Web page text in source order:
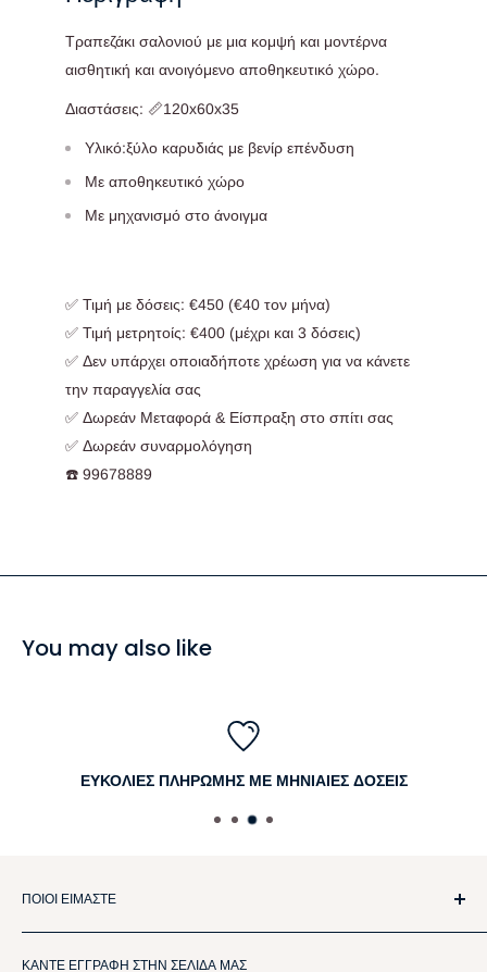
Τραπεζάκι σαλονιού με μια κομψή και μοντέρνα
αισθητική και ανοιγόμενο αποθηκευτικό χώρο.
Διαστάσεις: 📏120x60x35
Υλικό:ξύλο καρυδιάς με βενίρ επένδυση
Με αποθηκευτικό χώρο
Με μηχανισμό στο άνοιγμα
✅ Τιμή με δόσεις: €450 (€40 τον μήνα)
✅ Τιμή μετρητοίς: €400 (μέχρι και 3 δόσεις)
✅ Δεν υπάρχει οποιαδήποτε χρέωση για να κάνετε
την παραγγελία σας
✅ Δωρεάν Μεταφορά & Είσπραξη στο σπίτι σας
✅ Δωρεάν συναρμολόγηση
☎️ 99678889
You may also like
ΕΥΚΟΛΙΕΣ ΠΛΗΡΩΜΗΣ ΜΕ ΜΗΝΙΑΙΕΣ ΔΟΣΕΙΣ
ΠΟΙΟΙ ΕΙΜΑΣΤΕ
ποιότητας και μεγάλης αντοχής.Με πολλά χρόνια εμπειρίας
ΚΑΝΤΕ ΕΓΓΡΑΦΗ ΣΤΗΝ ΣΕΛΙΔΑ ΜΑΣ